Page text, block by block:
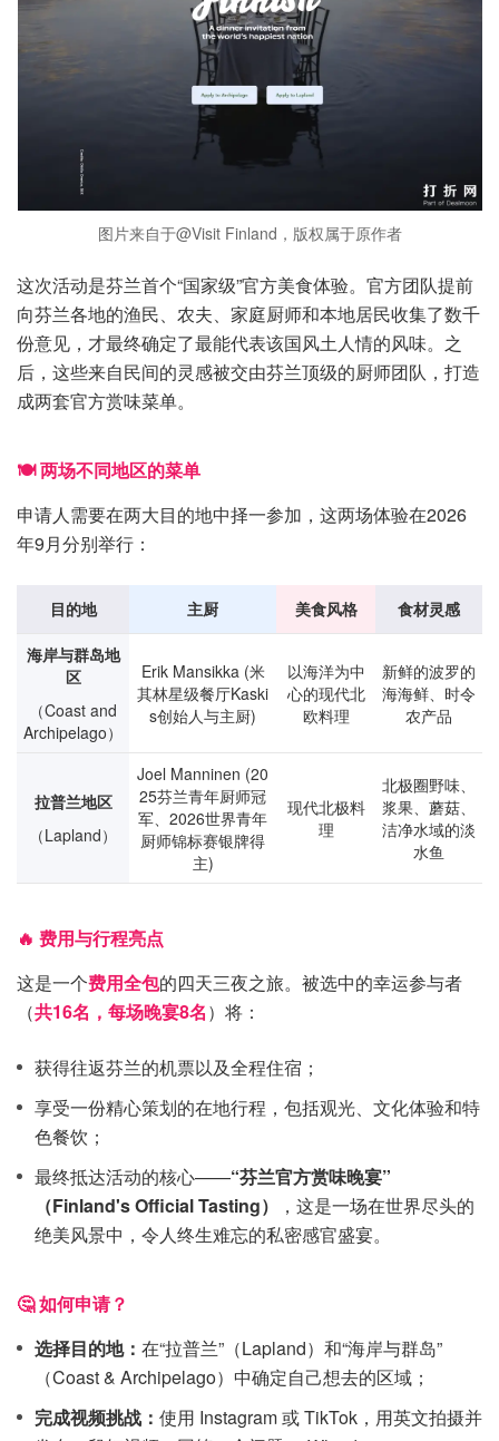
图片来自于@Visit Finland，版权属于原作者
这次活动是芬兰首个“国家级”官方美食体验。官方团队提前
向芬兰各地的渔民、农夫、家庭厨师和本地居民收集了数千
份意见，才最终确定了最能代表该国风土人情的风味。之
后，这些来自民间的灵感被交由芬兰顶级的厨师团队，打造
成两套官方赏味菜单。
🍽️ 两场不同地区的菜单
申请人需要在两大目的地中择一参加，这两场体验在2026
年9月分别举行：
目的地 主厨 美食风格 食材灵感
海岸与群岛地
区
（Coast and
Archipelago）
Erik Mansikka (米
其林星级餐厅Kaski
s创始人与主厨)
以海洋为中
心的现代北
欧料理
新鲜的波罗的
海海鲜、时令
农产品
拉普兰地区
（Lapland）
Joel Manninen (20
25芬兰青年厨师冠
军、2026世界青年
厨师锦标赛银牌得
主)
现代北极料
理
北极圈野味、
浆果、蘑菇、
洁净水域的淡
水鱼
🔥 费用与行程亮点
这是一个费用全包的四天三夜之旅。被选中的幸运参与者
（共16名，每场晚宴8名）将：
获得往返芬兰的机票以及全程住宿；
享受一份精心策划的在地行程，包括观光、文化体验和特
色餐饮；
最终抵达活动的核心——“芬兰官方赏味晚宴”
（Finland's Official Tasting）
，这是一场在世界尽头的
绝美风景中，令人终生难忘的私密感官盛宴。
🤔 如何申请？
选择目的地： 在“拉普兰”（Lapland）和“海岸与群岛”
（Coast & Archipelago）中确定自己想去的区域；
完成视频挑战： 使用 Instagram 或 TikTok，用英文拍摄并